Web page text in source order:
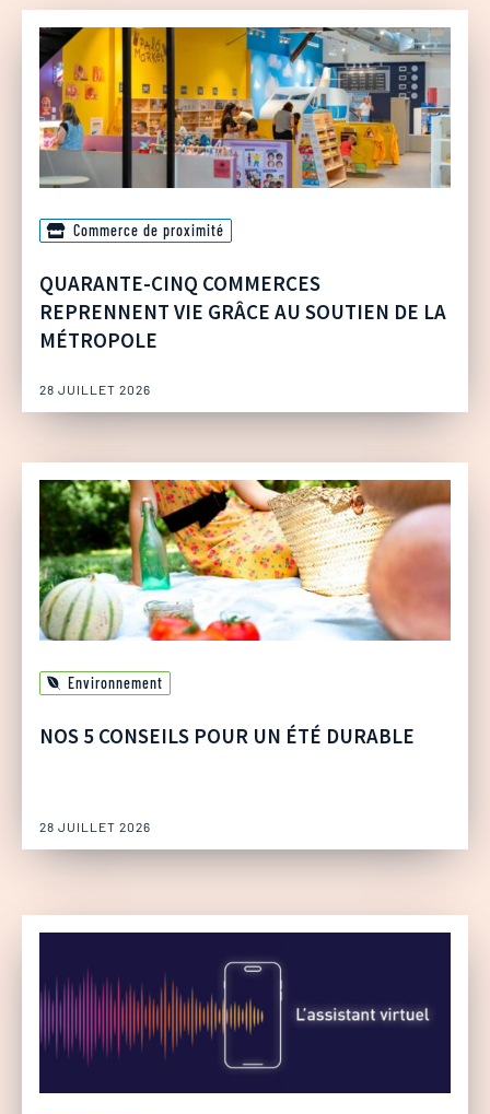
Commerce de proximité
QUARANTE-CINQ COMMERCES
REPRENNENT VIE GRÂCE AU SOUTIEN DE LA
MÉTROPOLE
28 JUILLET 2026
Environnement
NOS 5 CONSEILS POUR UN ÉTÉ DURABLE
28 JUILLET 2026